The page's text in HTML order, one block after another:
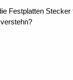
Festplatten Stecker